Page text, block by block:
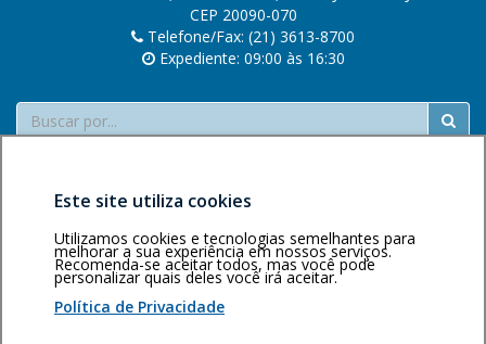
CEP 20090-070
Telefone/Fax: (21) 3613-8700
Expediente: 09:00 às 16:30
Buscar
Área restritaPolítica de
privacidade
Personalização
de cookies
Voltar ao topo
Este site utiliza cookies
Utilizamos cookies e tecnologias semelhantes para
melhorar a sua experiência em nossos serviços.
Recomenda-se aceitar todos, mas você pode
personalizar quais deles você irá aceitar.
Política de Privacidade